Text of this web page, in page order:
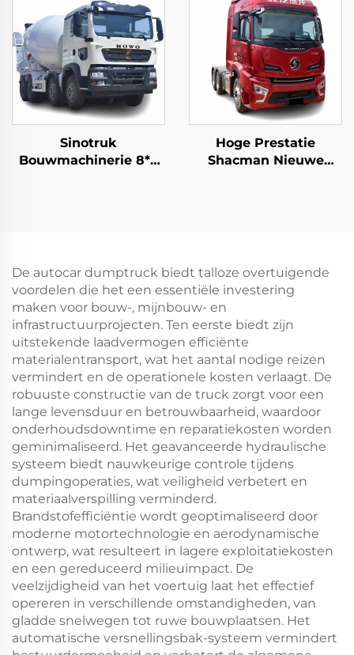
Ondergrondse
Mijnbouw Trucks Te
Koop
Sinotruk
Bouwmachinerie 8*4
Hoge Prestatie
Shacman Nieuwe
De autocar dumptruck biedt talloze overtuigende
voordelen die het een essentiële investering
maken voor bouw-, mijnbouw- en
infrastructuurprojecten. Ten eerste biedt zijn
uitstekende laadvermogen efficiënte
materialentransport, wat het aantal nodige reizen
vermindert en de operationele kosten verlaagt. De
robuuste constructie van de truck zorgt voor een
lange levensduur en betrouwbaarheid, waardoor
onderhoudsdowntime en reparatiekosten worden
geminimaliseerd. Het geavanceerde hydraulische
systeem biedt nauwkeurige controle tijdens
dumpingoperaties, wat veiligheid verbetert en
materiaalverspilling verminderd.
Brandstofefficiëntie wordt geoptimaliseerd door
moderne motortechnologie en aerodynamische
ontwerp, wat resulteert in lagere exploitatiekosten
en een gereduceerd milieuimpact. De
veelzijdigheid van het voertuig laat het effectief
opereren in verschillende omstandigheden, van
gladde snelwegen tot ruwe bouwplaatsen. Het
automatische versnellingsbak-systeem vermindert